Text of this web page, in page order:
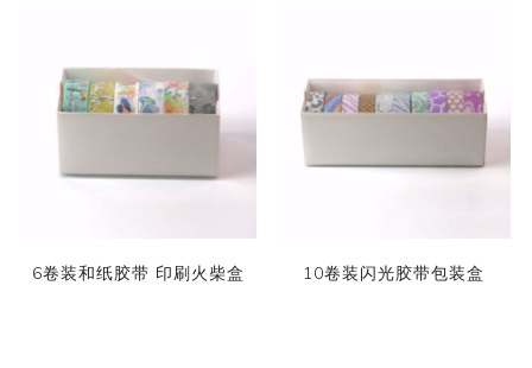
6卷装和纸胶带 印刷火柴盒 10卷装闪光胶带包装盒